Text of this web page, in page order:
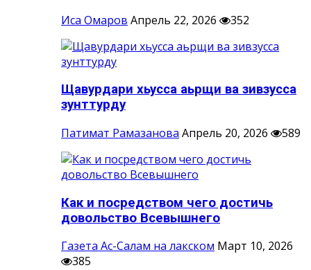
Иса Омаров Апрель 22, 2026 352
Щавурдари хьусса аьрщи ва зивзусса
зунттурду
Патимат Рамазанова Апрель 20, 2026 589
Как и посредством чего достичь
довольство Всевышнего
Газета Ас-Салам на лакском Март 10, 2026
385